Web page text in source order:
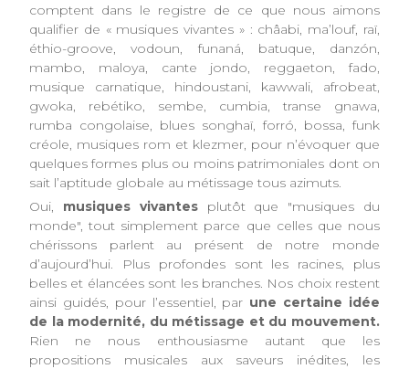
comptent dans le registre de ce que nous aimons
qualifier de « musiques vivantes » : châabi, ma’louf, raï,
éthio-groove, vodoun, funaná, batuque, danzón,
mambo, maloya, cante jondo, reggaeton, fado,
musique carnatique, hindoustani, kawwali, afrobeat,
gwoka, rebétiko, sembe, cumbia, transe gnawa,
rumba congolaise, blues songhaï, forró, bossa, funk
créole, musiques rom et klezmer, pour n’évoquer que
quelques formes plus ou moins patrimoniales dont on
sait l’aptitude globale au métissage tous azimuts.
Oui, musiques vivantesplutôt que "musiques du
monde", tout simplement parce que celles que nous
chérissons parlent au présent de notre monde
d’aujourd’hui. Plus profondes sont les racines, plus
belles et élancées sont les branches. Nos choix restent
ainsi guidés, pour l’essentiel, par une certaine idée
de la modernité, du métissage et du mouvement.
Rien ne nous enthousiasme autant que les
propositions musicales aux saveurs inédites, les